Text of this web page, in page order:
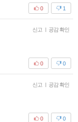
1
0
신고 | 공감 확인
0
0
신고 | 공감 확인
0
0